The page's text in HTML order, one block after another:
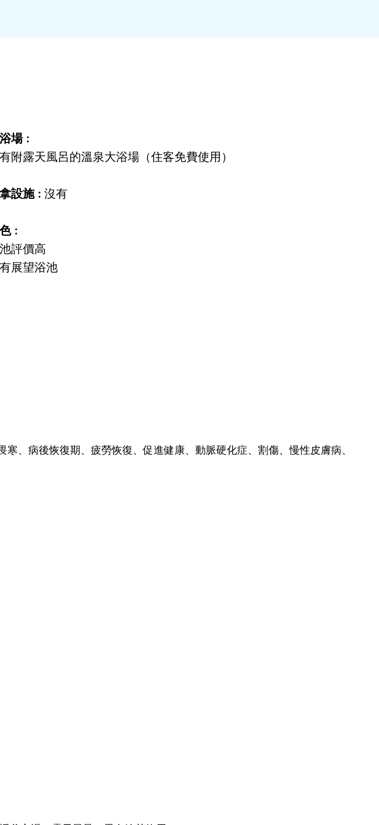
場 :
附露天風呂的溫泉大浴場（住客免費使用）
設施 :沒有
:
評價高
展望浴池
、病後恢復期、疲勞恢復、促進健康、動脈硬化症、割傷、慢性皮膚病、